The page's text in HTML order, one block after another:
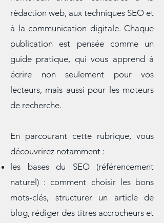
C’est pourquoi le blog propose de
nombreux articles consacrés à la
rédaction web, aux techniques SEO et
à la communication digitale. Chaque
publication est pensée comme un
guide pratique, qui vous apprend à
écrire non seulement pour vos
de recherche.
En parcourant cette rubrique, vous
découvrirez notamment :
les bases du SEO (référencement
naturel) : comment choisir les bons